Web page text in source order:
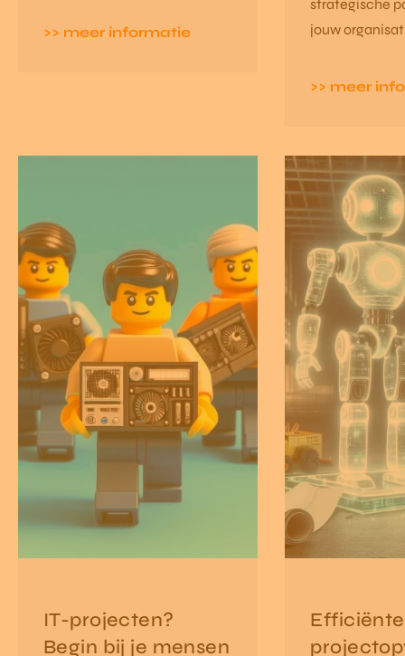
overdimensionering of
volledige artikel dat
>> meer informatie
strategische
jouw
wereld. Een
projecten. Op
jouw noden,
doelstellingen
we de
werken voor
organisatie.
>> meer
IT-projecten?
Begin bij je mensen
Efficiënte